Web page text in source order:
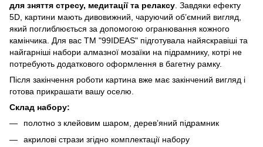
для зняття стресу, медитації та релаксу . Завдяки ефекту
5D, картини мають дивовижний, чаруючий об’ємний вигляд,
який поглиблюється за допомогою огранювання кожного
камінчика. Для вас ТМ "99IDEAS" підготувала найяскравіші та
найгарніші набори алмазної мозаїки на підрамнику, котрі не
потребують додаткового оформлення в багетну рамку.
Після закінчення роботи картина вже має закінчений вигляд і
готова прикрашати вашу оселю.
Склад набору:
полотно з клейовим шаром, дерев’яний підрамник
акрилові стрази згідно комплектації набору